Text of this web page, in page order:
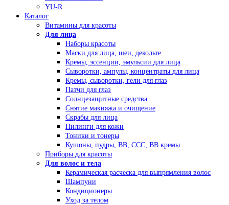
YU-R
Каталог
Витамины для красоты
Для лица
Наборы красоты
Маски для лица, шеи, декольте
Кремы, эссенции, эмульсии для лица
Сыворотки, ампулы, концентраты для лица
Кремы, сыворотки, гели для глаз
Патчи для глаз
Солнцезащитные средства
Снятие макияжа и очищение
Скрабы для лица
Пилинги для кожи
Тоники и тонеры
Кушоны, пудры, ВВ, ССС, ВВ кремы
Приборы для красоты
Для волос и тела
Керамическая расческа для выпрямления волос
Шампуни
Кондиционеры
Уход за телом